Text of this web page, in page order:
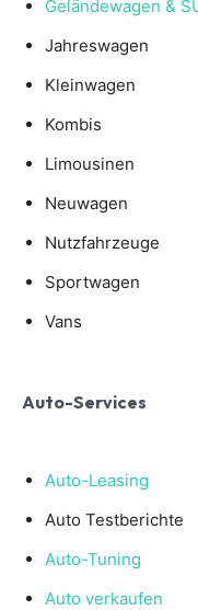
Geländewagen &
Jahreswagen
Kleinwagen
Kombis
Limousinen
Neuwagen
Nutzfahrzeuge
Sportwagen
Vans
Auto-Services
Auto-Leasing
Auto Testberichte
Auto-Tuning
Auto verkaufen